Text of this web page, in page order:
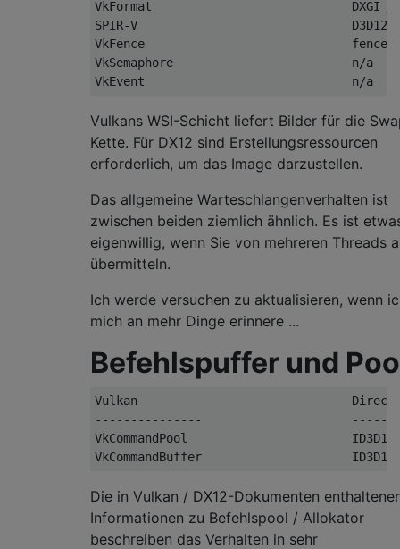
VkFormat
SPIR-V
VkFence                             fences
VkSemaphore                         n/a
Vulkans WSI-Schicht liefert Bilder für die
Kette. Für DX12 sind Erstellungsressourcen
erforderlich, um das Image darzustellen.
Das allgemeine Warteschlangenverhalten ist
zwischen beiden ziemlich ähnlich. Es ist
eigenwillig, wenn Sie von mehreren Threads
übermitteln.
Ich werde versuchen zu aktualisieren, wenn
mich an mehr Dinge erinnere ...
Befehlspuffer und
Vulkan                              DirectX
---------------
VkCommandPool
Die in Vulkan / DX12-Dokumenten
Informationen zu Befehlspool / Allokator
beschreiben das Verhalten in sehr